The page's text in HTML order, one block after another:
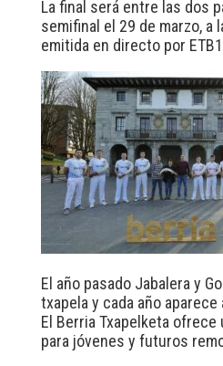
La final será entre las dos
semifinal el 29 de marzo, a
emitida en directo por
El año pasado Jabalera y
txapela y cada año
El Berria Txapelketa ofrece
para jóvenes y futuros